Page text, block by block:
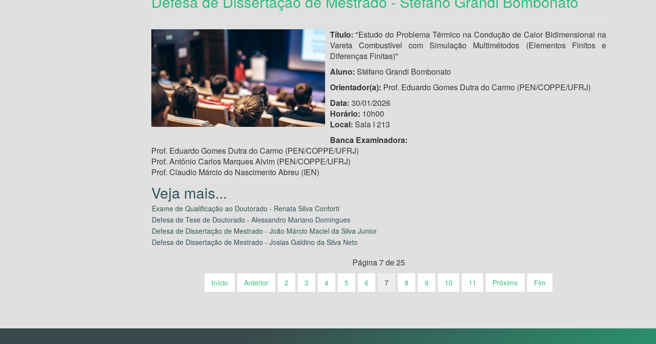
Título: "Estudo do Problema Térmico na Condução de Calor Bidimensional na
Vareta Combustível com Simulação Multimétodos (Elementos Finitos e
Diferenças Finitas)"
Aluno: Stéfano Grandi Bombonato
Orientador(a): Prof. Eduardo Gomes Dutra do Carmo (PEN/COPPE/UFRJ)
Data: 30/01/2026
Horário: 10h00
Local: Sala I 213
Banca Examinadora:
Prof. Eduardo Gomes Dutra do Carmo (PEN/COPPE/UFRJ)
Prof. Antônio Carlos Marques Alvim (PEN/COPPE/UFRJ)
Prof. Claudio Márcio do Nascimento Abreu (IEN)
Exame de Qualificação ao Doutorado - Renata Silva Conforti
Defesa de Tese de Doutorado - Alessandro Mariano Domingues
Defesa de Dissertação de Mestrado - João Márcio Maciel da Silva Junior
Defesa de Dissertação de Mestrado - Josias Galdino da Silva Neto
Página 7 de 25
Início Anterior 2 3 4 5 6 7 8 9 10 11 Próximo Fim